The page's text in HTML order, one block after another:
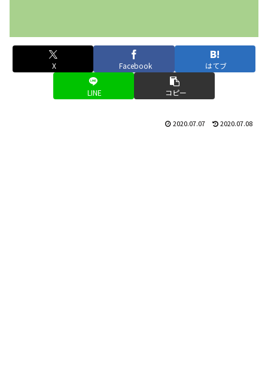
X Facebook はてブ
LINE コピー
2020.07.07 2020.07.08